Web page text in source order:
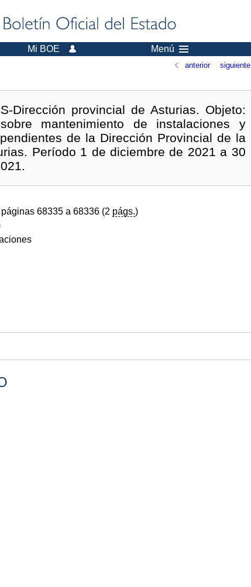
Mi BOE Menú
anterior siguiente
Dirección provincial de Asturias. Objeto:
mantenimiento de instalaciones y
de la Dirección Provincial de la
Período 1 de diciembre de 2021 a 30
68335 a 68336 (2 págs.)